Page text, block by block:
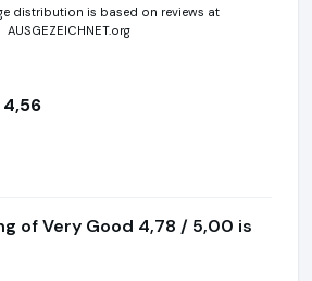
distribution is based on reviews at
AUSGEZEICHNET.org
4,56
of Very Good 4,78 / 5,00 is